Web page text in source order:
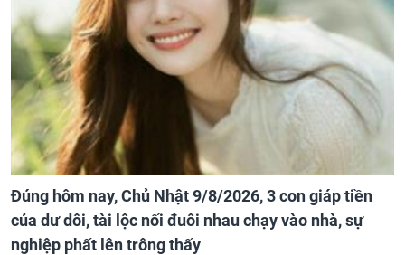
Đúng hôm nay, Chủ Nhật 9/8/2026, 3 con giáp tiền
của dư dôi, tài lộc nối đuôi nhau chạy vào nhà, sự
nghiệp phất lên trông thấy